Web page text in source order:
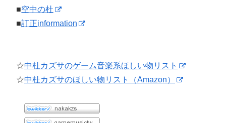
■空中の杜
■訂正information
☆中杜カズサのゲーム音楽系ほしい物リスト
☆中杜カズサのほしい物リスト（Amazon）